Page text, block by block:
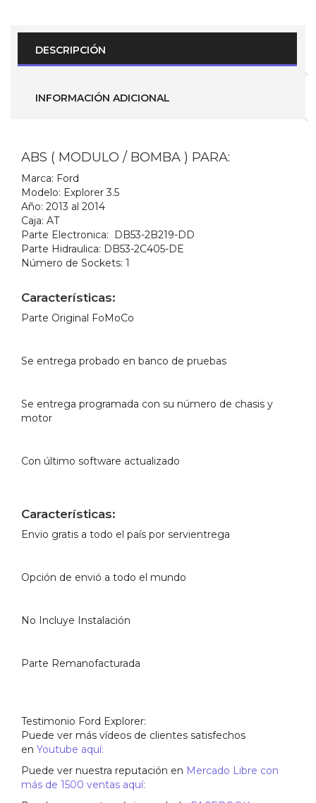
3.5L
(
2B219-
2C405-
DE
cantidad
DESCRIPCIÓN
INFORMACIÓN ADICIONAL
ABS ( MODULO / BOMBA ) PARA:
Marca: Ford
Modelo: Explorer 3.5
Año: 2013 al 2014
Caja: AT
Parte Electronica:
DB53-2B219-DD
Parte Hidraulica: DB53-2C405-DE
Número de Sockets: 1
Características:
Parte Original FoMoCo
Se entrega probado en banco de pruebas
Se entrega programada con su número de chasis y
motor
Con último software actualizado
Características:
Envio gratis a todo el país por servientrega
Opción de envió a todo el mundo
No Incluye Instalación
Parte Remanofacturada
Testimonio Ford Explorer:
Puede ver más vídeos de clientes satisfechos
en Youtube aquí:
Puede ver nuestra reputación en Mercado Libre con
más de 1500 ventas aquí: